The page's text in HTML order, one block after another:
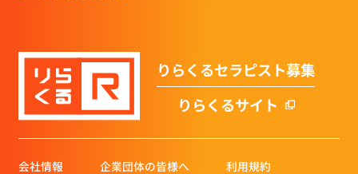
りらくるセラピスト募集
りらくるサイト
会社情報 企業団体の皆様へ 利用規約